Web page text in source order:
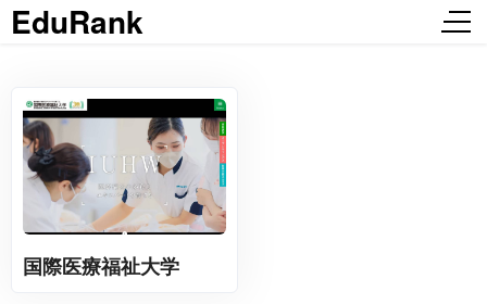
EduRank
国際医療福祉大学